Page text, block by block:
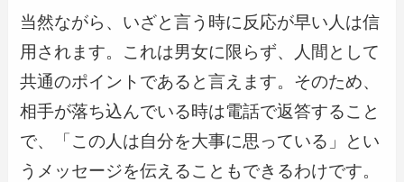
当然ながら、いざと言う時に反応が早い人は信
用されます。これは男女に限らず、人間として
共通のポイントであると言えます。そのため、
相手が落ち込んでいる時は電話で返答すること
で、「この人は自分を大事に思っている」とい
うメッセージを伝えることもできるわけです。